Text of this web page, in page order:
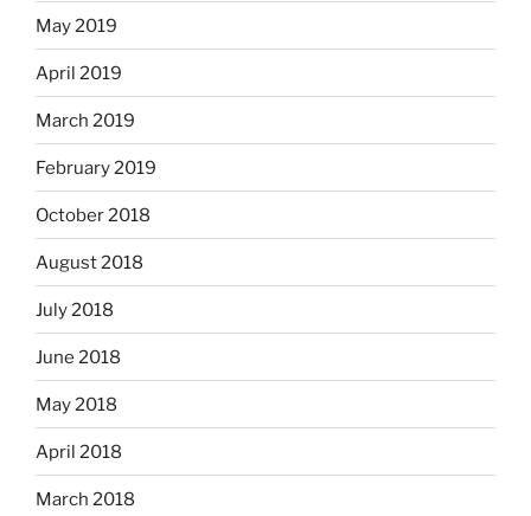
May 2019
April 2019
March 2019
February 2019
October 2018
August 2018
July 2018
June 2018
May 2018
April 2018
March 2018